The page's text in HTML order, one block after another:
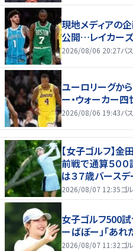
現地メディアの
公開…レイカー
2026/08/06 20:27バ
ユーロリーグか
ー・ウォーカー
2026/08/06 19:43バ
【女子ゴルフ】
前戦で通算５０
は３７歳バースデ
2026/08/07 12:35ゴ
女子ゴルフ500
ーばぼー」「あ
2026/08/07 11:32ゴ